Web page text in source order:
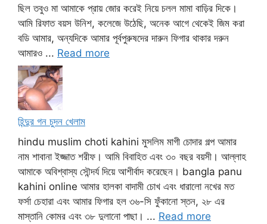
ছিল তবুও মা আমাকে প্রায় জোর করেই নিয়ে চলল মামা বাড়ির দিকে।
আমি রিফাত বয়স উনিশ, কলেজে উঠেছি, অনেক আগে থেকেই জিম করা
বডি আমার, অন্যদিকে আমার পূর্বপুরুষদের দারুন ফিগার থাকার দরুন
আমারও ... Read more
হিন্দুর গন চুদন খেলাম
hindu muslim choti kahini মুসলিম মাগী চোদার গল্প আমার
নাম শাবানা ইজ্জাত শরীফ। আমি বিবাহিত এবং ৩০ বছর বয়সী। আল্লাহ
আমাকে অবিশ্বাস্য সৌন্দর্য দিয়ে আশীর্বাদ করেছেন। bangla panu
kahini online আমার হালকা বাদামী চোখ এবং ধারালো নখের মত
ফর্সা চেহারা এবং আমার ফিগার হল ৩৬-সি ফুঁকানো স্তন, ২৮ এর
মাস্তানি কোমর এবং ৩৮ দুলানো পাছা। ... Read more